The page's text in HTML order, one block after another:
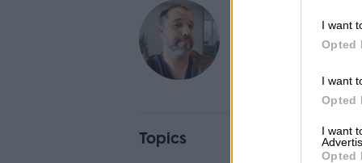
I want
Opted
I want
Opted
I want
Opted
Diego
Topics